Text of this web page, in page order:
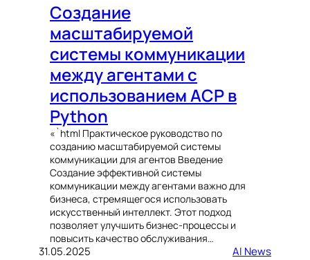
Создание
масштабируемой
системы коммуникации
между агентами с
использованием ACP в
Python
«`html Практическое руководство по
созданию масштабируемой системы
коммуникации для агентов Введение
Создание эффективной системы
коммуникации между агентами важно для
бизнеса, стремящегося использовать
искусственный интеллект. Этот подход
позволяет улучшить бизнес-процессы и
повысить качество обслуживания…
31.05.2025 AI News